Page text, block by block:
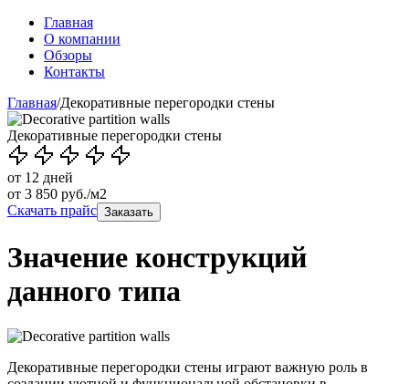
Главная
О компании
Обзоры
Контакты
Главная/Декоративные перегородки стены
Декоративные перегородки стены
от 12 дней
от 3 850 руб./м2
Скачать прайс Заказать
Значение конструкций
данного типа
Декоративные перегородки стены играют важную роль в